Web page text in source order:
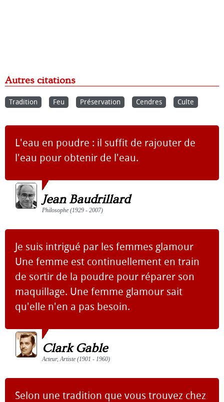
Autres citations
Tradition Feu Préservation Cendres Culte
L'eau en poudre : il suffit de rajouter de
l'eau pour obtenir de l'eau.
Jean Baudrillard
Philosophe (1929 - 2007)
Je suis intrigué par les femmes glamour
Une femme est continuellement en train
de sortir de la poudre pour réparer son
maquillage. Une femme glamour sait
qu'elle n'en a pas besoin.
Clark Gable
Acteur, Artiste (1901 - 1960)
Selon une tradition que vous trouvez chez